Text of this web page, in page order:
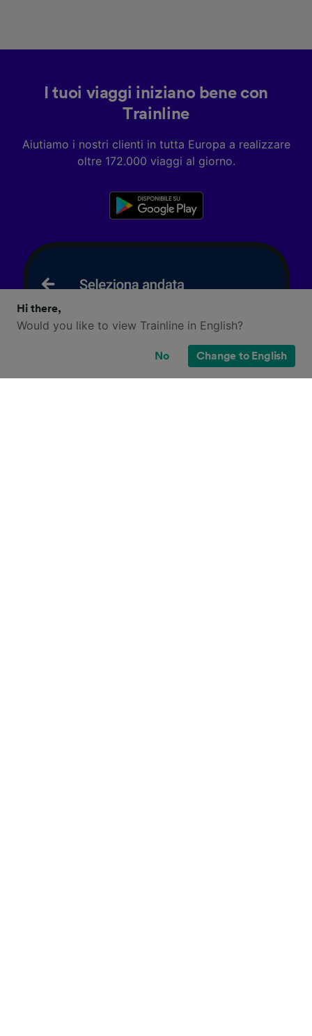
I tuoi viaggi iniziano bene con
Trainline
Aiutiamo i nostri clienti in tutta Europa a realizzare
oltre 172.000 viaggi al giorno.
Hi there,
Would you like to view Trainline in English?
No Change to English